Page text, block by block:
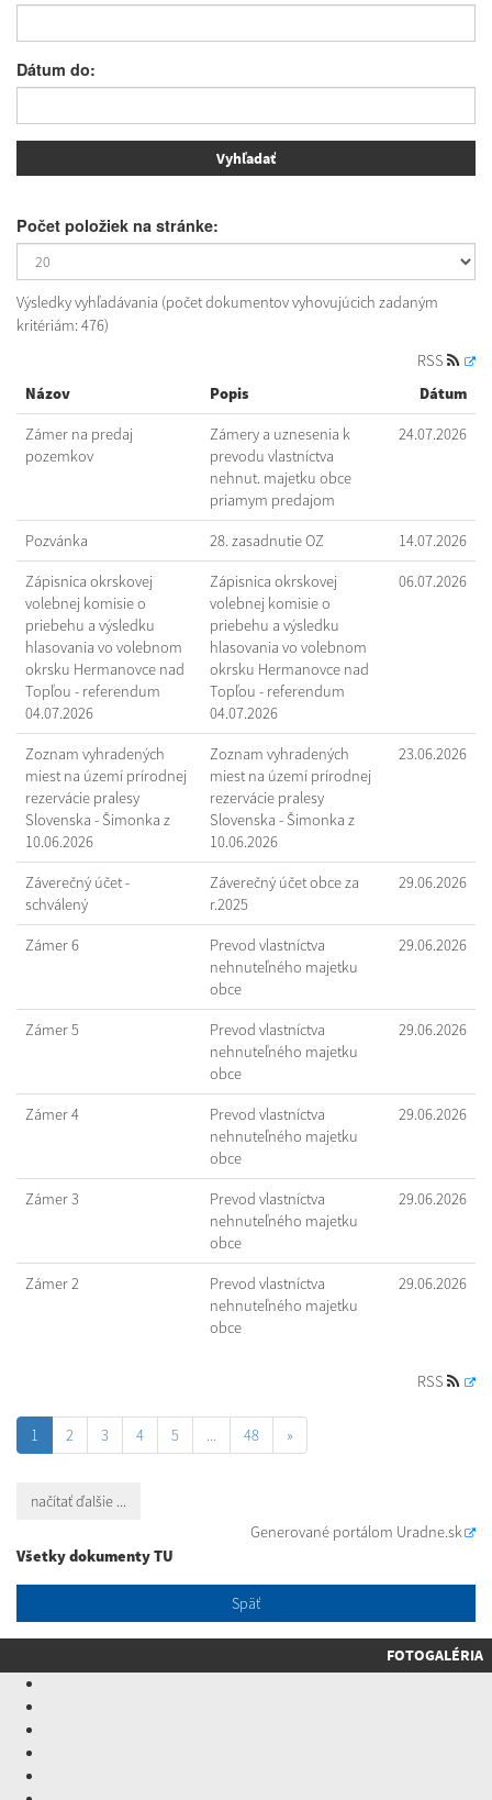
Dátum do:
Počet položiek na stránke:
Výsledky vyhľadávania (počet dokumentov vyhovujúcich zadaným
kritériám: 476)
RSS
Názov
Popis Dátum
Zámer na predaj
pozemkov
Zámery a uznesenia k
prevodu vlastníctva
nehnut. majetku obce
priamym predajom
24.07.2026
Pozvánka 28. zasadnutie OZ 14.07.2026
Zápisnica okrskovej
volebnej komisie o
priebehu a výsledku
hlasovania vo volebnom
okrsku Hermanovce nad
Topľou - referendum
04.07.2026
Zápisnica okrskovej
volebnej komisie o
priebehu a výsledku
hlasovania vo volebnom
okrsku Hermanovce nad
Topľou - referendum
04.07.2026
06.07.2026
Zoznam vyhradených
miest na území prírodnej
rezervácie pralesy
Slovenska - Šimonka z
10.06.2026
Zoznam vyhradených
miest na území prírodnej
rezervácie pralesy
Slovenska - Šimonka z
10.06.2026
23.06.2026
Záverečný účet -
schválený
Záverečný účet obce za
r.2025
29.06.2026
Zámer 6
Prevod vlastníctva
nehnuteľného majetku
obce
29.06.2026
Zámer 5
Prevod vlastníctva
nehnuteľného majetku
obce
29.06.2026
Zámer 4
Prevod vlastníctva
nehnuteľného majetku
obce
29.06.2026
Zámer 3
Prevod vlastníctva
nehnuteľného majetku
obce
29.06.2026
Zámer 2
Prevod vlastníctva
nehnuteľného majetku
obce
29.06.2026
RSS
1 2 3 4 5 ... 48 »
načítať ďalšie ...
Generované portálom Uradne.sk
Všetky dokumenty TU
Späť
FOTOGALÉRIA